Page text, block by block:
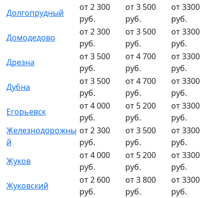
Долгопрудный
от 2 300
руб.
от 3 500
руб.
от 3300
руб.
Домодедово
от 2 300
руб.
от 3 500
руб.
от 3300
руб.
Дрезна
от 3 500
руб.
от 4 700
руб.
от 3300
руб.
Дубна
от 3 500
руб.
от 4 700
руб.
от 3300
руб.
Егорьевск
от 4 000
руб.
от 5 200
руб.
от 3300
руб.
Железнодорожны
й
от 2 300
руб.
от 3 500
руб.
от 3300
руб.
Жуков
от 4 000
руб.
от 5 200
руб.
от 3300
руб.
Жуковский
от 2 600
руб.
от 3 800
руб.
от 3300
руб.